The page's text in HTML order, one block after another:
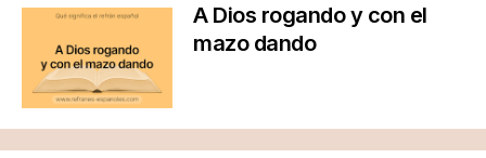
A Dios rogando y con el
mazo dando